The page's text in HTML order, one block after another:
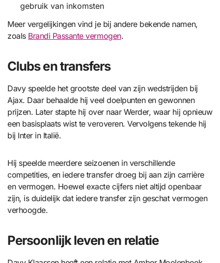
gebruik van inkomsten
Meer vergelijkingen vind je bij andere bekende namen,
zoals Brandi Passante vermogen.
Clubs en transfers
Davy speelde het grootste deel van zijn wedstrijden bij
Ajax. Daar behaalde hij veel doelpunten en gewonnen
prijzen. Later stapte hij over naar Werder, waar hij opnieuw
een basisplaats wist te veroveren. Vervolgens tekende hij
bij Inter in Italië.
Hij speelde meerdere seizoenen in verschillende
competities, en iedere transfer droeg bij aan zijn carrière
en vermogen. Hoewel exacte cijfers niet altijd openbaar
zijn, is duidelijk dat iedere transfer zijn geschat vermogen
verhoogde.
Persoonlijk leven en relatie